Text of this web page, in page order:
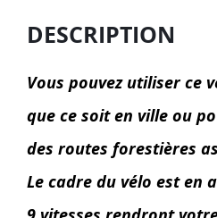
DESCRIPTION
Vous pouvez utiliser ce
que ce soit en ville ou
des routes forestières
Le cadre du vélo est en